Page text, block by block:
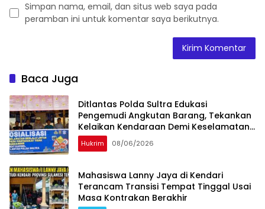
Simpan nama, email, dan situs web saya pada
peramban ini untuk komentar saya berikutnya.
Baca Juga
Ditlantas Polda Sultra Edukasi
Pengemudi Angkutan Barang, Tekankan
Kelaikan Kendaraan Demi Keselamatan
Berlalu Lintas
Hukrim 08/06/2026
Mahasiswa Lanny Jaya di Kendari
Terancam Transisi Tempat Tinggal Usai
Masa Kontrakan Berakhir